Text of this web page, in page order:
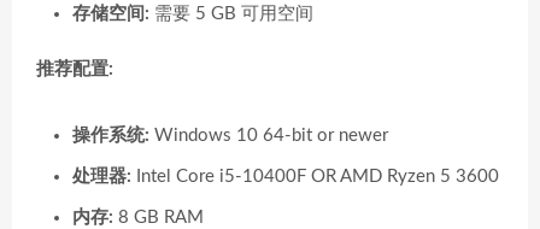
存储空间: 需要 5 GB 可用空间
推荐配置:
操作系统: Windows 10 64-bit or newer
处理器: Intel Core i5-10400F OR AMD Ryzen 5 3600
内存: 8 GB RAM